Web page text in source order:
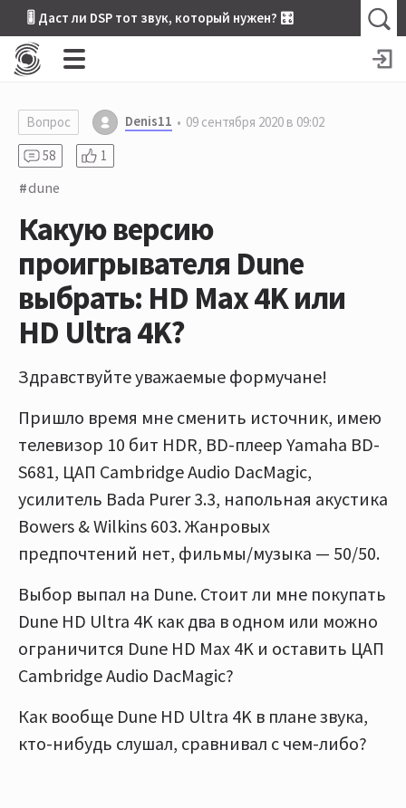
🎚 Даст ли DSP тот звук, который нужен? 🎛
Вопрос Denis11
09 сентября 2020 в 09:02
58
1
dune
Какую версию
проигрывателя Dune
выбрать: HD Max 4K или
HD Ultra 4K?
Здравствуйте уважаемые формучане!
Пришло время мне сменить источник, имею
телевизор 10 бит HDR, BD-плеер Yamaha BD-
S681, ЦАП Cambridge Audio DacMagic,
усилитель Bada Purer 3.3, напольная акустика
Bowers & Wilkins 603. Жанровых
предпочтений нет, фильмы/музыка — 50/50.
Выбор выпал на Dune. Стоит ли мне покупать
Dune HD Ultra 4K как два в одном или можно
ограничится Dune HD Max 4K и оставить ЦАП
Cambridge Audio DacMagic?
Как вообще Dune HD Ultra 4K в плане звука,
кто-нибудь слушал, сравнивал с чем-либо?